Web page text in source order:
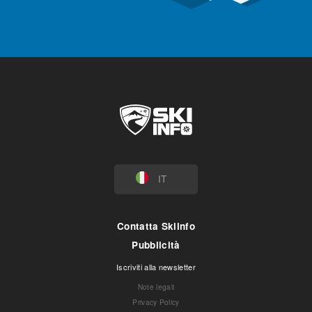
IT
Contatta Skiinfo
Pubblicità
Iscriviti alla newsletter
Note legali
Privacy Policy